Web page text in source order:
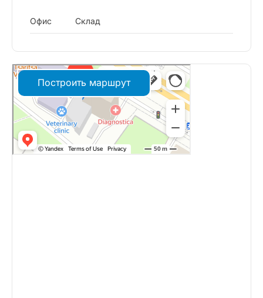
Офис Склад
Построить маршрут